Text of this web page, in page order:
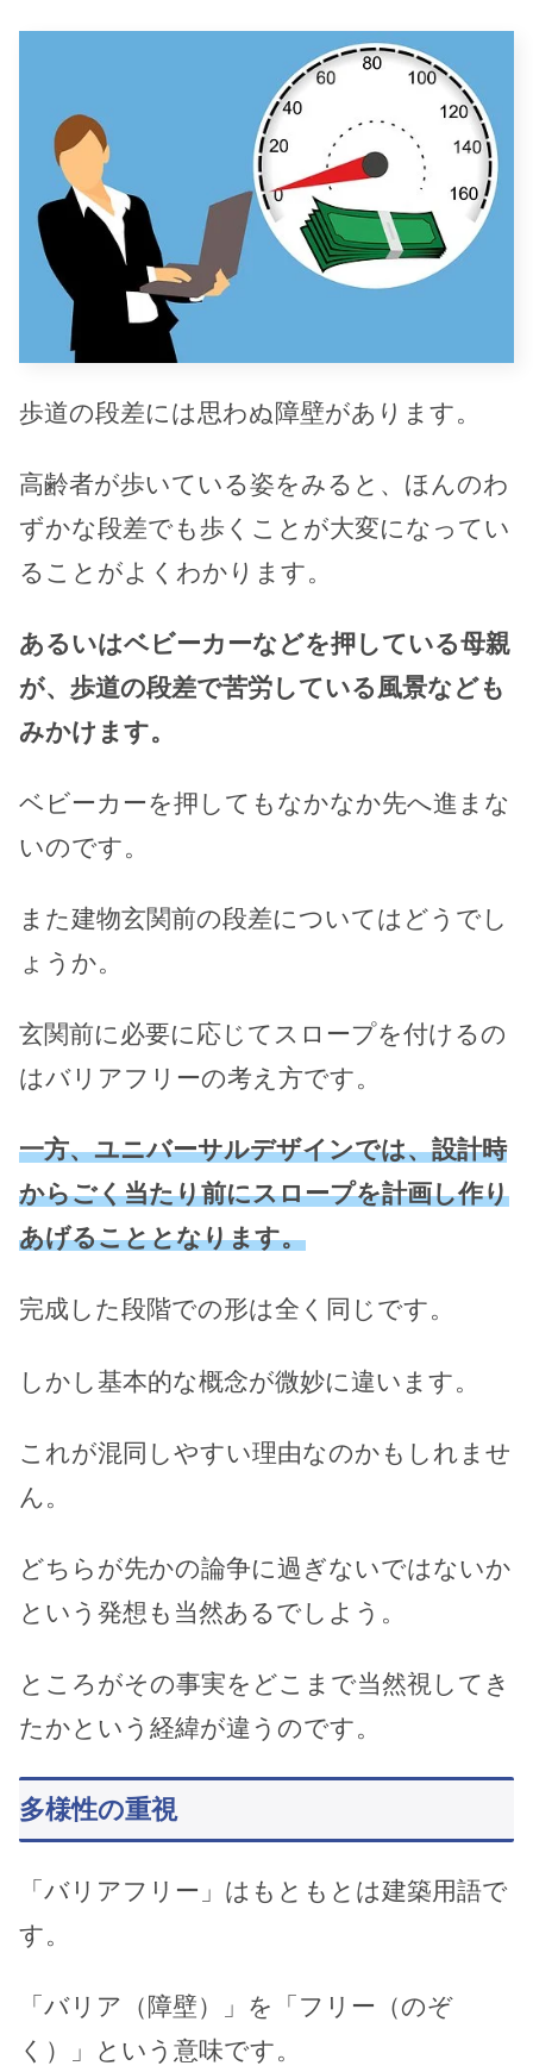
歩道の段差には思わぬ障壁があります。
高齢者が歩いている姿をみると、ほんのわ
ずかな段差でも歩くことが大変になってい
ることがよくわかります。
あるいはベビーカーなどを押している母親
が、歩道の段差で苦労している風景なども
みかけます。
ベビーカーを押してもなかなか先へ進まな
いのです。
また建物玄関前の段差についてはどうでし
ょうか。
玄関前に必要に応じてスロープを付けるの
はバリアフリーの考え方です。
一方、ユニバーサルデザインでは、設計時
からごく当たり前にスロープを計画し作り
あげることとなります。
完成した段階での形は全く同じです。
しかし基本的な概念が微妙に違います。
これが混同しやすい理由なのかもしれませ
ん。
どちらが先かの論争に過ぎないではないか
という発想も当然あるでしよう。
ところがその事実をどこまで当然視してき
たかという経緯が違うのです。
多様性の重視
「バリアフリー」はもともとは建築用語で
す。
「バリア（障壁）」を「フリー（のぞ
く）」という意味です。